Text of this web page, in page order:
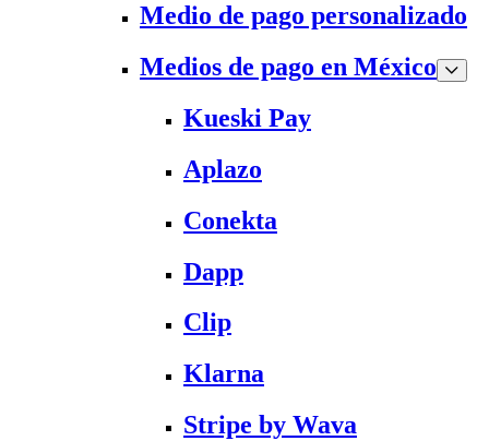
Medio de pago personalizado
Medios de pago en México
Kueski Pay
Aplazo
Conekta
Dapp
Clip
Klarna
Stripe by Wava